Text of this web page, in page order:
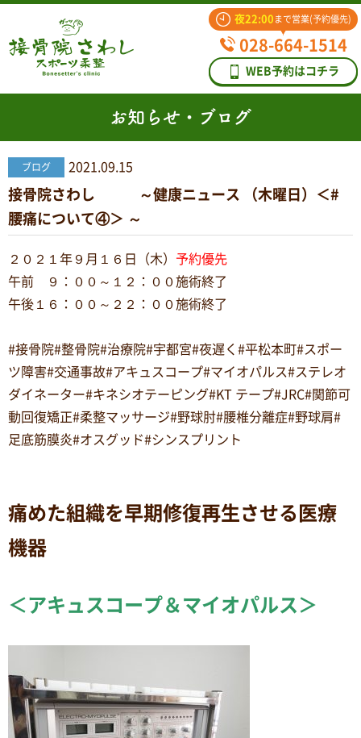
夜22:00 まで営業(予約優先)
028-664-1514
WEB予約はコチラ
お知らせ・ブログ
ブログ 2021.09.15
接骨院さわし ～健康ニュース （木曜日）＜#
腰痛について④＞ ～
２０２１年９月１６日（木） 予約優先
午前 ９：００～１２：００施術終了
午後１６：００～２２：００施術終了
#接骨院#整骨院#治療院#宇都宮#夜遅く#平松本町#スポー
ツ障害#交通事故#アキュスコープ#マイオパルス#ステレオ
ダイネーター#キネシオテーピング#KT テープ#JRC#関節可
動回復矯正#柔整マッサージ#野球肘#腰椎分離症#野球肩#
足底筋膜炎#オスグッド#シンスプリント
痛めた組織を早期修復再生させる医療
機器
＜アキュスコープ＆マイオパルス＞